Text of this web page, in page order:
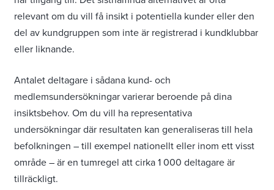
relevant om du vill få insikt i potentiella kunder eller den
del av kundgruppen som inte är registrerad i kundklubbar
eller liknande.
Antalet deltagare i sådana kund- och
medlemsundersökningar varierar beroende på dina
insiktsbehov. Om du vill ha representativa
undersökningar där resultaten kan generaliseras till hela
befolkningen – till exempel nationellt eller inom ett visst
område – är en tumregel att cirka 1 000 deltagare är
tillräckligt.